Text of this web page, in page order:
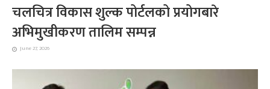
चलचित्र विकास शुल्क पोर्टलको प्रयोगबारे
अभिमुखीकरण तालिम सम्पन्न
June 27, 2026